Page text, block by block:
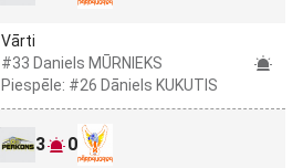
Vārti
#33 Daniels MŪRNIEKS
Piespēle: #26 Dāniels KUKUTIS
3 0